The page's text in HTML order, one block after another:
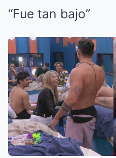
“Fue tan bajo”